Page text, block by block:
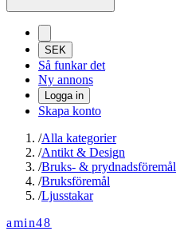
SEK
Så funkar det
Ny annons
Logga in
Skapa konto
/Alla kategorier
/Antikt & Design
/Bruks- & prydnadsföremål
/Bruksföremål
/Ljusstakar
amin48